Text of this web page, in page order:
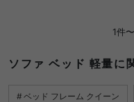
1件
ソファ ベッド 軽量に
ベッド フレーム クイーン